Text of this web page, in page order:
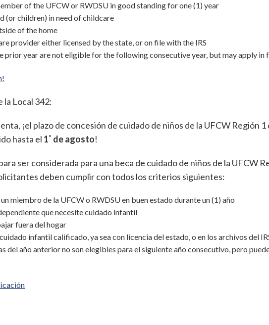
of the UFCW or RWDSU in good standing for one (1) year
(or children) in need of childcare
of the home
provider either licensed by the state, or on file with the IRS
prior year are not eligible for the following consecutive year, but may apply in
la Local 342:
¡el plazo de concesión de cuidado de niños de la UFCW Región 1
hasta el 1˚ de agosto!
ser considerada para una beca de cuidado de niños de la UFCW
deben cumplir con todos los criterios siguientes:
miembro de la UFCW o RWDSU en buen estado durante un (1) año
que necesite cuidado infantil
fuera del hogar
infantil calificado, ya sea con licencia del estado, o en los archivos del
del año anterior no son elegibles para el siguiente año consecutivo, pero